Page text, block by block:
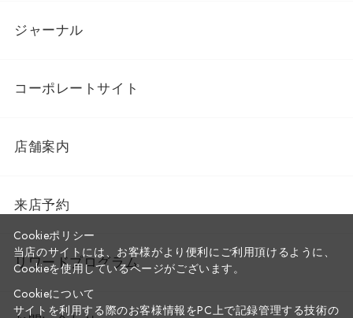
ジャーナル
コーポレートサイト
店舗案内
来店予約
リワードプログラム
Cookieポリシー
当店のサイトには、お客様がより便利にご利用頂けるように、
Cookieを使用しているページがございます。
Cookieについて
サイトを利用する際のお客様情報をPC上で記録管理する技術の